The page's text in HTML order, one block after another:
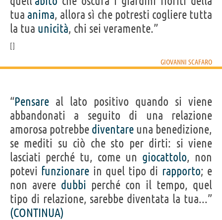
tua anima, allora sì che potresti cogliere tutta
la tua unicità, chi sei veramente.”
GIOVANNI SCAFARO
“Pensare al lato positivo quando si viene
abbandonati a seguito di una relazione
amorosa potrebbe diventare una benedizione,
se mediti su ciò che sto per dirti: si viene
lasciati perché tu, come un giocattolo, non
potevi funzionare in quel tipo di rapporto; e
non avere dubbi perché con il tempo, quel
tipo di relazione, sarebbe diventata la tua...”
(CONTINUA)